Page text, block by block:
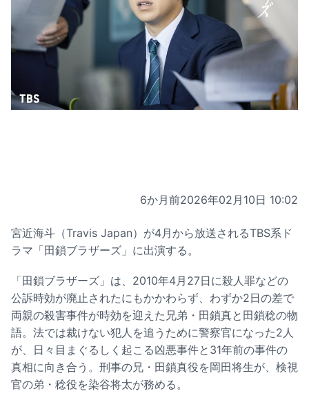
6か月前2026年02月10日 10:02
宮近海斗（Travis Japan）が4月から放送されるTBS系ド
ラマ「田鎖ブラザーズ」に出演する。
「田鎖ブラザーズ」は、2010年4月27日に殺人罪などの
公訴時効が廃止されたにもかかわらず、わずか2日の差で
両親の殺害事件が時効を迎えた兄弟・田鎖真と田鎖稔の物
語。法では裁けない犯人を追うために警察官になった2人
が、日々目まぐるしく起こる凶悪事件と31年前の事件の
真相に向き合う。刑事の兄・田鎖真役を岡田将生が、検視
官の弟・稔役を染谷将太が務める。